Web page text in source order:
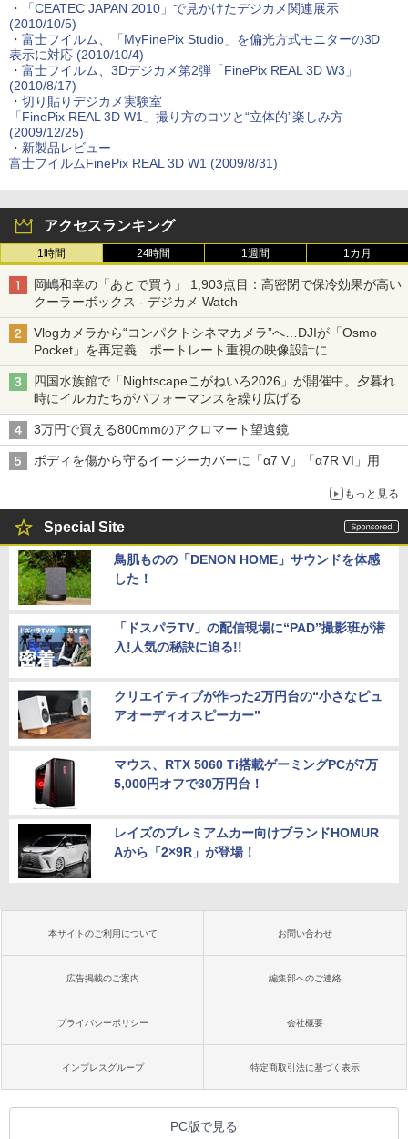
・
「CEATEC JAPAN 2010」で見かけたデジカメ関連展示
(2010/10/5)
・ 富士フイルム、「MyFinePix Studio」を偏光方式モニターの3D
表示に対応 (2010/10/4)
・ 富士フイルム、3Dデジカメ第2弾「FinePix REAL 3D W3」
(2010/8/17)
・ 切り貼りデジカメ実験室
「FinePix REAL 3D W1」撮り方のコツと“立体的”楽しみ方
(2009/12/25)
・ 新製品レビュー
富士フイルムFinePix REAL 3D W1 (2009/8/31)
アクセスランキング
1時間 24時間 1週間 1カ月
岡嶋和幸の「あとで買う」 1,903点目：高密閉で保冷効果が高い
クーラーボックス - デジカメ Watch
Vlogカメラから“コンパクトシネマカメラ”へ…DJIが「Osmo
Pocket」を再定義 ポートレート重視の映像設計に
四国水族館で「Nightscapeこがねいろ2026」が開催中。夕暮れ
時にイルカたちがパフォーマンスを繰り広げる
3万円で買える800mmのアクロマート望遠鏡
ボディを傷から守るイージーカバーに「α7 V」「α7R VI」用
もっと見る
Special Site
鳥肌ものの「DENON HOME」サウンドを体感
した！
「ドスパラTV」の配信現場に“PAD”撮影班が潜
入!人気の秘訣に迫る!!
クリエイティブが作った2万円台の“小さなピュ
アオーディオスピーカー”
マウス、RTX 5060 Ti搭載ゲーミングPCが7万
5,000円オフで30万円台！
レイズのプレミアムカー向けブランドHOMUR
Aから「2×9R」が登場！
本サイトのご利用について お問い合わせ
広告掲載のご案内 編集部へのご連絡
プライバシーポリシー 会社概要
インプレスグループ 特定商取引法に基づく表示
PC版で見る